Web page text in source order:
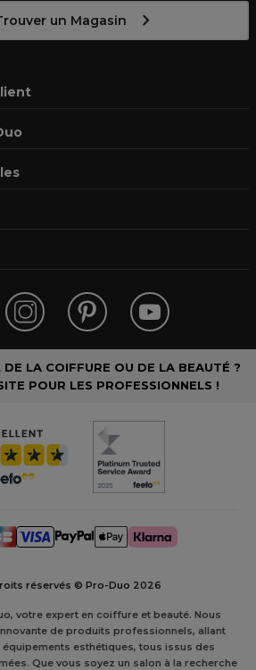
un Magasin
DE LA COIFFURE OU DE LA BEAUTÉ ?
POUR LES PROFESSIONNELS !
réservés © Pro-Duo 2026
votre expert en coiffure et beauté. Nous
de produits professionnels, allant
esthétiques, tous issus des
Que vous soyez un salon à la recherche